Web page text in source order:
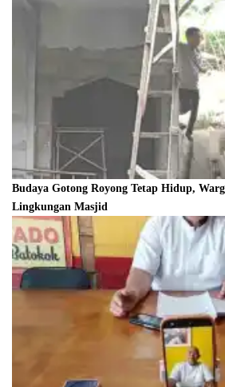
Budaya Gotong Royong Tetap Hidup,
Lingkungan Masjid